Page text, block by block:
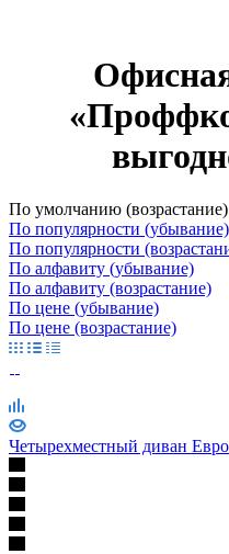
По умолчанию (возрастание)
По популярности (убывание)
По популярности
По алфавиту (убывание)
По алфавиту (возрастание)
По цене (убывание)
По цене (возрастание)
Четырехместный диван